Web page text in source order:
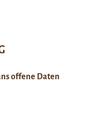
offene Daten